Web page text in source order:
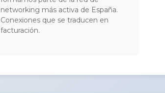
networking más activa de España.
Conexiones que se traducen en
facturación.